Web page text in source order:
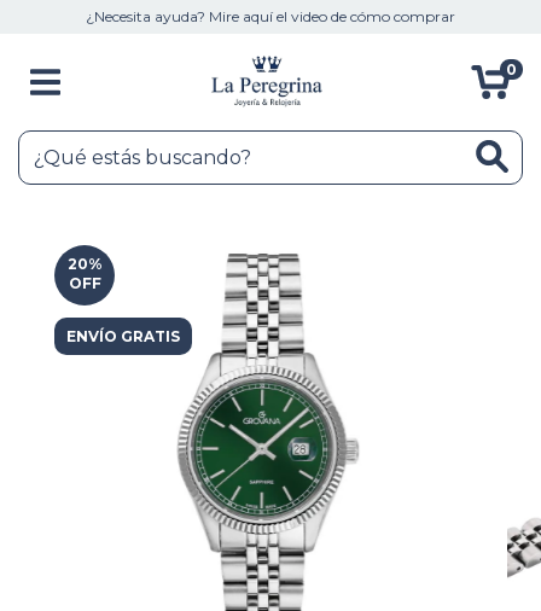
¿Necesita ayuda? Mire aquí el video de cómo comprar
0
20%
OFF
ENVÍO GRATIS